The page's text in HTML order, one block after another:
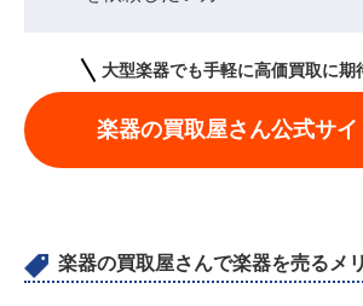
大型楽器でも手軽に高価買取に期
楽器の買取屋さん公式サ
楽器の買取屋さんで楽器を売るメ